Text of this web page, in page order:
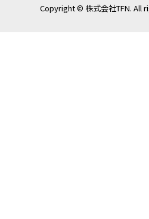
Copyright © 株式会社TFN. All